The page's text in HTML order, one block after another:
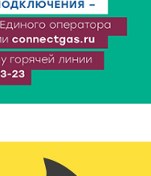
314
транспортные
провели зарядку для
474